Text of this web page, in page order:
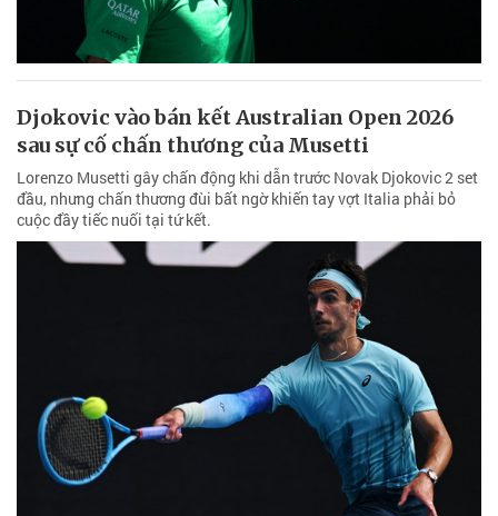
Djokovic vào bán kết Australian Open 2026
sau sự cố chấn thương của Musetti
Lorenzo Musetti gây chấn động khi dẫn trước Novak Djokovic 2 set
đầu, nhưng chấn thương đùi bất ngờ khiến tay vợt Italia phải bỏ
cuộc đầy tiếc nuối tại tứ kết.